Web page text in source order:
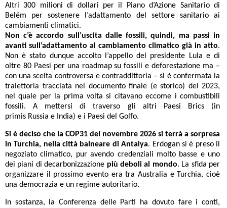
Altri 300 milioni di dollari per il Piano d’Azione Sanitario di
Belém per sostenere l’adattamento del settore sanitario ai
cambiamenti climatici.
Non c’è accordo sull’uscita dalle fossili, quindi, ma passi in
avanti sull’adattamento al cambiamento climatico già in atto.
Non è stato dunque accolto l’appello del presidente Lula e di
oltre 80 Paesi per una roadmap su fossili e deforestazione ma –
con una scelta controversa e contraddittoria – si è confermata la
traiettoria tracciata nel documento finale (e storico) del 2023,
nel quale per la prima volta si citavano eccome i combustibili
fossili. A mettersi di traverso gli altri Paesi Brics (in
primis Russia e India) e i Paesi del Golfo.
Si è deciso che la COP31 del novembre 2026 si terrà a sorpresa
in Turchia, nella città balneare di Antalya. Erdogan si è preso il
negoziato climatico, pur avendo credenziali molto basse e uno
dei piani di decarbonizzazione più deboli al mondo. La sfida per
organizzare il prossimo evento era tra Australia e Turchia, cioè
una democrazia e un regime autoritario.
In sostanza, la Conferenza delle Parti ha dovuto fare i conti,